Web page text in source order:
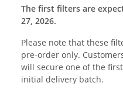
The first filters are
27, 2026.
Please note that these
pre-order only.
will secure one of the
initial delivery batch.